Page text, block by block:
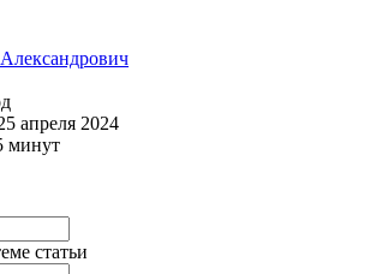
апреля 2024
минут
статьи